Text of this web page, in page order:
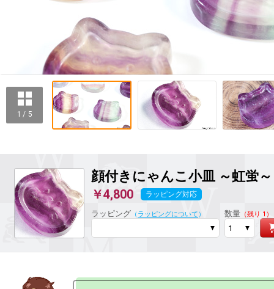
1 / 5
顔付きにゃんこ小皿 ～虹蛍～
￥4,800 ラッピング対応
ラッピング （ ラッピングについて ） 数量（残り 1）